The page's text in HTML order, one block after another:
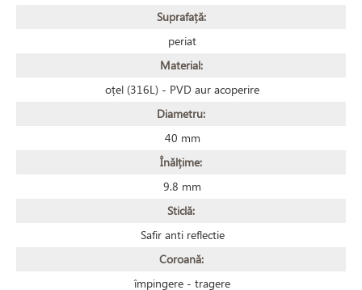
Suprafață:
periat
Material:
oțel (316L) - PVD aur acoperire
Diametru:
40 mm
Înălțime:
9.8 mm
Sticlă:
Safir anti reflectie
Coroană:
împingere - tragere